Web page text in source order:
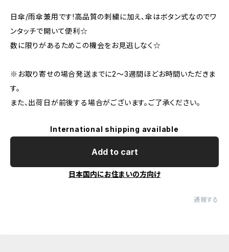
日傘/雨傘兼用です!高品質の刺繍に加え、傘はボタン式なのでワ
ンタッチで開いて便利☆
数に限りがあるためこの機会をお見逃しなく☆
※お取り寄せの場合発送までに2～3週間ほどお時間いただきま
す。
また、出荷日が前後する場合がございます。ご了承ください。
International shipping available
Add to cart
日本国内にお住まいの方向け
通報する